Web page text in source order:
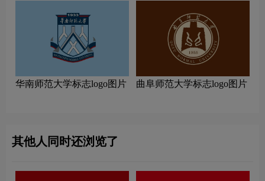
华南师范大学标志logo图片 曲阜师范大学标志logo图片
其他人同时还浏览了